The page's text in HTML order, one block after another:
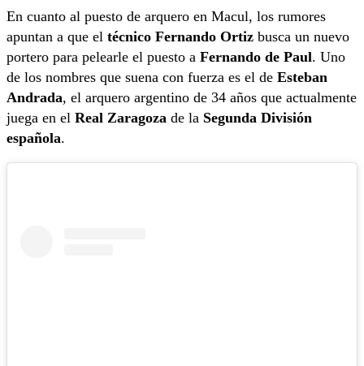
En cuanto al puesto de arquero en Macul, los rumores
apuntan a que el técnico Fernando Ortiz busca un nuevo
portero para pelearle el puesto a Fernando de Paul. Uno
de los nombres que suena con fuerza es el de Esteban
Andrada, el arquero argentino de 34 años que actualmente
juega en el Real Zaragoza de la Segunda División
española.